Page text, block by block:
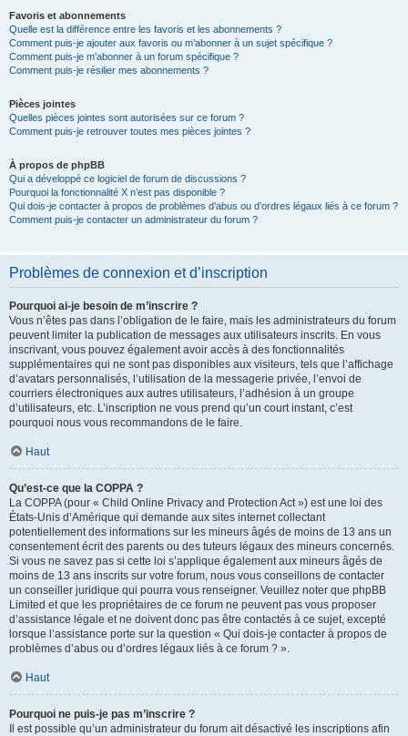
Favoris et abonnements
Quelle est la différence entre les favoris et les abonnements ?
Comment puis-je ajouter aux favoris ou m’abonner à un sujet spécifique ?
Comment puis-je m’abonner à un forum spécifique ?
Comment puis-je résilier mes abonnements ?
Pièces jointes
Quelles pièces jointes sont autorisées sur ce forum ?
Comment puis-je retrouver toutes mes pièces jointes ?
À propos de phpBB
Qui a développé ce logiciel de forum de discussions ?
Pourquoi la fonctionnalité X n’est pas disponible ?
Qui dois-je contacter à propos de problèmes d’abus ou d’ordres légaux liés à ce forum ?
Comment puis-je contacter un administrateur du forum ?
Problèmes de connexion et d’inscription
Pourquoi ai-je besoin de m’inscrire ?
Vous n’êtes pas dans l’obligation de le faire, mais les administrateurs du forum
peuvent limiter la publication de messages aux utilisateurs inscrits. En vous
inscrivant, vous pouvez également avoir accès à des fonctionnalités
supplémentaires qui ne sont pas disponibles aux visiteurs, tels que l’affichage
d’avatars personnalisés, l’utilisation de la messagerie privée, l’envoi de
courriers électroniques aux autres utilisateurs, l’adhésion à un groupe
d’utilisateurs, etc. L’inscription ne vous prend qu’un court instant, c’est
pourquoi nous vous recommandons de le faire.
Haut
Qu’est-ce que la COPPA ?
La COPPA (pour « Child Online Privacy and Protection Act ») est une loi des
États-Unis d’Amérique qui demande aux sites internet collectant
potentiellement des informations sur les mineurs âgés de moins de 13 ans un
consentement écrit des parents ou des tuteurs légaux des mineurs concernés.
Si vous ne savez pas si cette loi s’applique également aux mineurs âgés de
moins de 13 ans inscrits sur votre forum, nous vous conseillons de contacter
un conseiller juridique qui pourra vous renseigner. Veuillez noter que phpBB
Limited et que les propriétaires de ce forum ne peuvent pas vous proposer
d’assistance légale et ne doivent donc pas être contactés à ce sujet, excepté
lorsque l’assistance porte sur la question « Qui dois-je contacter à propos de
problèmes d’abus ou d’ordres légaux liés à ce forum ? ».
Haut
Pourquoi ne puis-je pas m’inscrire ?
Il est possible qu’un administrateur du forum ait désactivé les inscriptions afin